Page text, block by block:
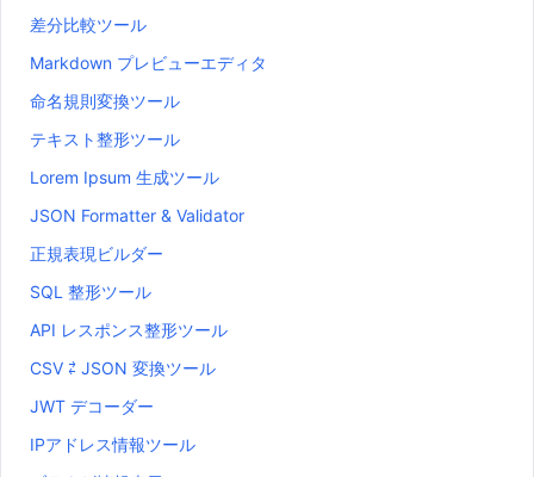
差分比較ツール
Markdown プレビューエディタ
命名規則変換ツール
テキスト整形ツール
Lorem Ipsum 生成ツール
JSON Formatter & Validator
正規表現ビルダー
SQL 整形ツール
API レスポンス整形ツール
CSV ⇄ JSON 変換ツール
JWT デコーダー
IPアドレス情報ツール